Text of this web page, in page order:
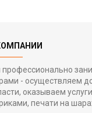
- осуществляем
оказываем
печати на